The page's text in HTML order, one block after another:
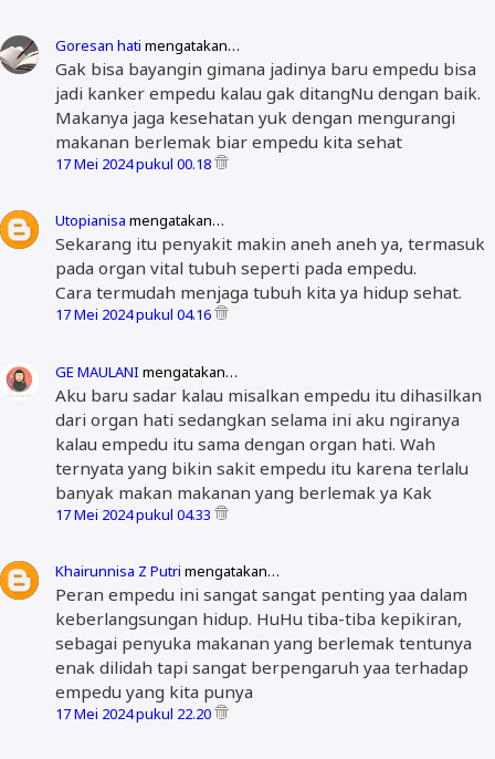
Goresan hati mengatakan…
Gak bisa bayangin gimana jadinya baru empedu bisa
jadi kanker empedu kalau gak ditangNu dengan baik.
Makanya jaga kesehatan yuk dengan mengurangi
makanan berlemak biar empedu kita sehat
17 Mei 2024 pukul 00.18
Utopianisa mengatakan…
Sekarang itu penyakit makin aneh aneh ya, termasuk
pada organ vital tubuh seperti pada empedu.
Cara termudah menjaga tubuh kita ya hidup sehat.
17 Mei 2024 pukul 04.16
GE MAULANI mengatakan…
Aku baru sadar kalau misalkan empedu itu dihasilkan
dari organ hati sedangkan selama ini aku ngiranya
kalau empedu itu sama dengan organ hati. Wah
ternyata yang bikin sakit empedu itu karena terlalu
banyak makan makanan yang berlemak ya Kak
17 Mei 2024 pukul 04.33
Khairunnisa Z Putri mengatakan…
Peran empedu ini sangat sangat penting yaa dalam
keberlangsungan hidup. HuHu tiba-tiba kepikiran,
sebagai penyuka makanan yang berlemak tentunya
enak dilidah tapi sangat berpengaruh yaa terhadap
empedu yang kita punya
17 Mei 2024 pukul 22.20